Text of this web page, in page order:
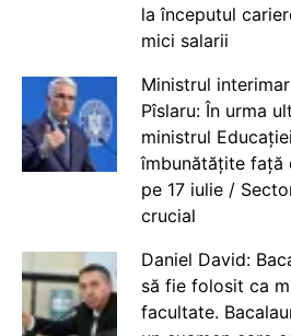
la începutul
mici salarii
Ministrul
Pîslaru: În urma
ministrul
îmbunătățite față
pe 17 iulie /
crucial
Daniel David:
să fie folosit ca
facultate.